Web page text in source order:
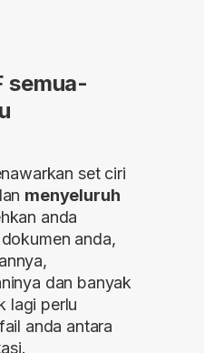
semua-
set ciri
menyeluruh
anda
anda,
dan banyak
lagi perlu
anda antara